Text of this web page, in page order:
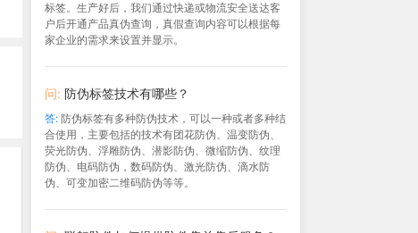
标签。生产好后，我们通过快递或物流安全送达客
户后开通产品真伪查询，真假查询内容可以根据每
家企业的需求来设置并显示。
问: 防伪标签技术有哪些？
答:防伪标签有多种防伪技术，可以一种或者多种结
合使用，主要包括的技术有团花防伪、温变防伪、
荧光防伪、浮雕防伪、潜影防伪、微缩防伪、纹理
防伪、电码防伪，数码防伪、激光防伪、滴水防
伪、可变加密二维码防伪等等。